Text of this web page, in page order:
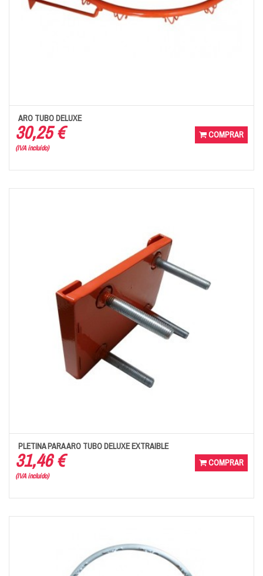
ARO TUBO DELUXE
30,25 €
(IVA incluido)
COMPRAR
PLETINA PARA ARO TUBO DELUXE EXTRAIBLE
31,46 €
(IVA incluido)
COMPRAR